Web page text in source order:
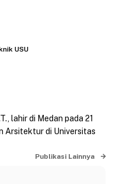
USU
lahir di Medan pada 21
Arsitektur di Universitas
Publikasi Lainnya